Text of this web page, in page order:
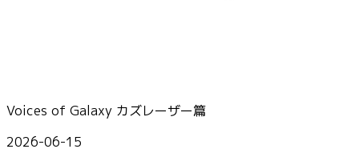
Voices of Galaxy カズレーザー篇
2026-06-15